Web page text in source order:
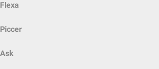
Flexa
Piccer
Ask